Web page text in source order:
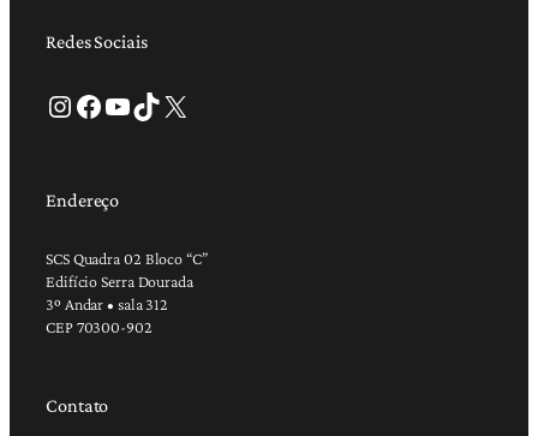
Redes Sociais
Instagram Facebook Youtube TikTok X
Endereço
SCS Quadra 02 Bloco “C”
Edifício Serra Dourada
3º Andar • sala 312
CEP 70300-902
Contato